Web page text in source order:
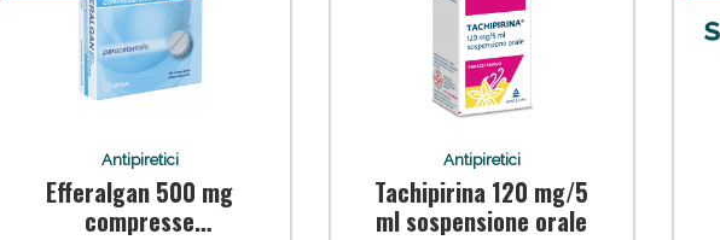
Antipiretici
Efferalgan 500 mg
compresse
Antipiretici
Tachipirina 120 mg/5
ml sospensione orale